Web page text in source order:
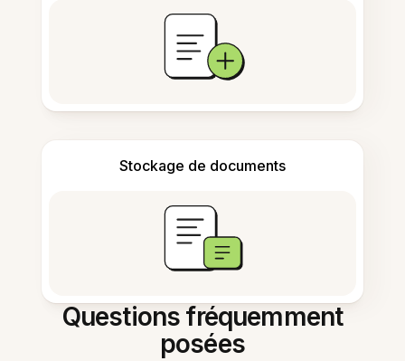
Stockage de documents
Questions fréquemment
posées